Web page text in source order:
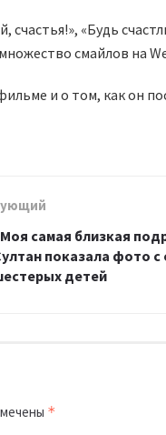
«Будь
смайлов на
и о том, как он
самая близкая
показала фото с
детей
*